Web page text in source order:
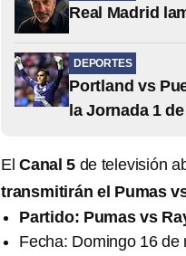
Real Madrid
DEPORTES
Portland vs
la Jornada 1
El Canal 5 de televisión
transmitirán el Pumas
Partido: Pumas vs
Fecha: Domingo 16 de